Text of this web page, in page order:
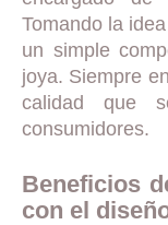
Tomando la
un simple
joya. Siempre
calidad que
consumidores.
Beneficios
con el